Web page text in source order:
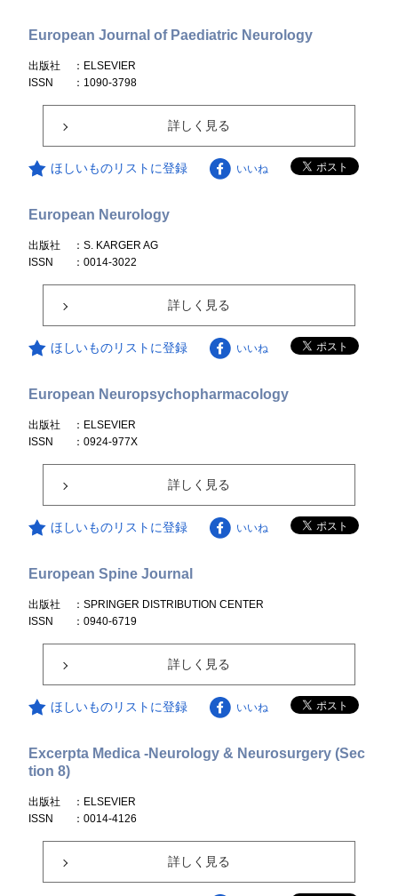
European Journal of Paediatric Neurology
出版社
：ELSEVIER
ISSN
：1090-3798
詳しく見る
ほしいものリストに登録 いいね
European Neurology
出版社
：S. KARGER AG
ISSN
：0014-3022
詳しく見る
ほしいものリストに登録 いいね
European Neuropsychopharmacology
出版社
：ELSEVIER
ISSN
：0924-977X
詳しく見る
ほしいものリストに登録 いいね
European Spine Journal
出版社
：SPRINGER DISTRIBUTION CENTER
ISSN
：0940-6719
詳しく見る
ほしいものリストに登録 いいね
Excerpta Medica -Neurology & Neurosurgery (Sec
tion 8)
出版社
：ELSEVIER
ISSN
：0014-4126
詳しく見る